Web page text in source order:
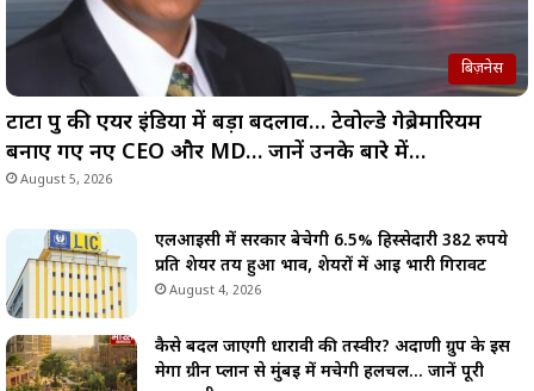
बिज़नेस
टाटा ग्रुप की एयर इंडिया में बड़ा बदलाव… टेवोल्डे गेब्रेमारियम
बनाए गए नए CEO और MD… जानें उनके बारे में…
August 5, 2026
एलआईसी में सरकार बेचेगी 6.5% हिस्सेदारी 382 रुपये
प्रति शेयर तय हुआ भाव, शेयरों में आई भारी गिरावट
August 4, 2026
कैसे बदल जाएगी धारावी की तस्वीर? अदाणी ग्रुप के इस
मेगा ग्रीन प्लान से मुंबई में मचेगी हलचल… जानें पूरी